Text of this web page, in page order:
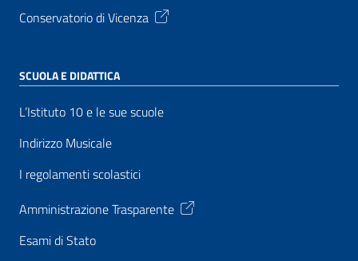
Conservatorio di Vicenza
SCUOLA E DIDATTICA
L’Istituto 10 e le sue scuole
Indirizzo Musicale
I regolamenti scolastici
Amministrazione Trasparente
Esami di Stato